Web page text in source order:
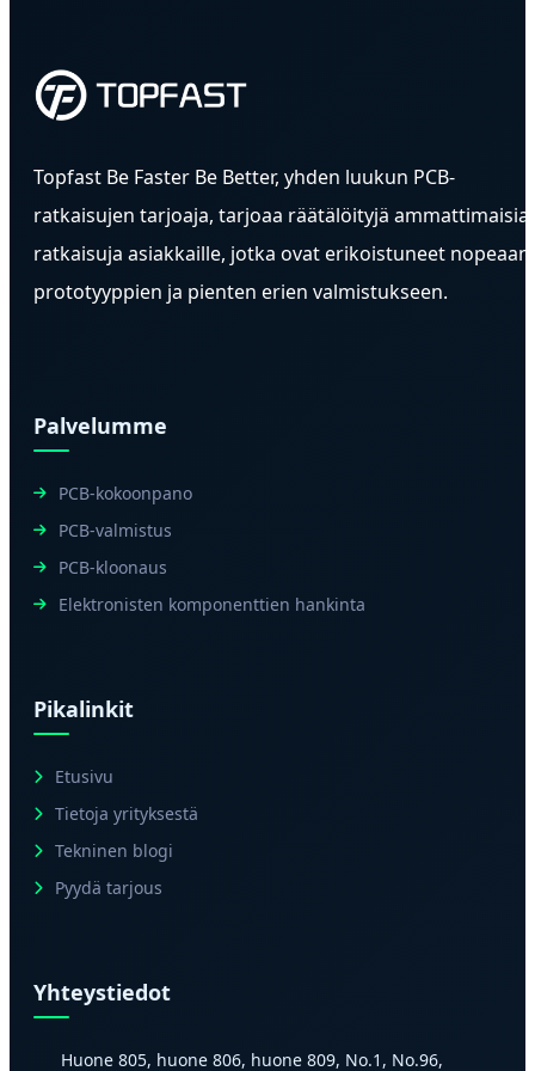
Topfast Be Faster Be Better, yhden luukun PCB-
ratkaisujen tarjoaja, tarjoaa räätälöityjä ammattimaisia
ratkaisuja asiakkaille, jotka ovat erikoistuneet nopeaan
prototyyppien ja pienten erien valmistukseen.
Palvelumme
PCB-kokoonpano
PCB-valmistus
PCB-kloonaus
Elektronisten komponenttien hankinta
Pikalinkit
Etusivu
Tietoja yrityksestä
Tekninen blogi
Pyydä tarjous
Yhteystiedot
Huone 805, huone 806, huone 809, No.1, No.96,